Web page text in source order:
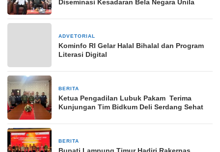
Diseminasi Kesadaran Bela Negara Unila
ADVETORIAL
Kominfo RI Gelar Halal Bihalal dan Program
Literasi Digital
BERITA
Ketua Pengadilan Lubuk Pakam Terima
Kunjungan Tim Bidkum Deli Serdang Sehat
BERITA